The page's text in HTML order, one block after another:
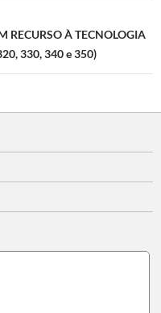
RECURSO À TECNOLOGIA
330, 340 e 350)